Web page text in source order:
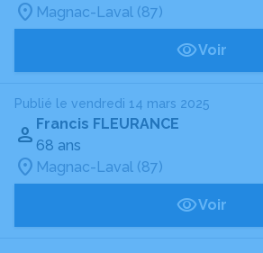
Magnac-Laval (87)
Voir
Publié le vendredi 14 mars 2025
Francis FLEURANCE
68 ans
Magnac-Laval (87)
Voir